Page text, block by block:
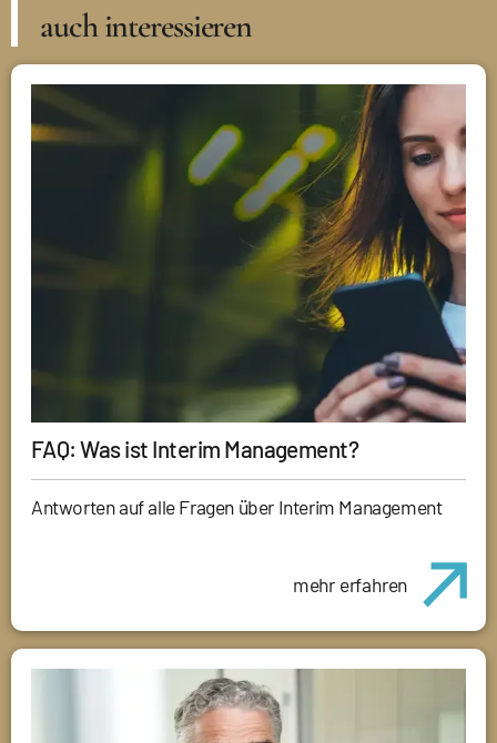
auch interessieren
FAQ: Was ist Interim Management?
Antworten auf alle Fragen über Interim Management
mehr erfahren